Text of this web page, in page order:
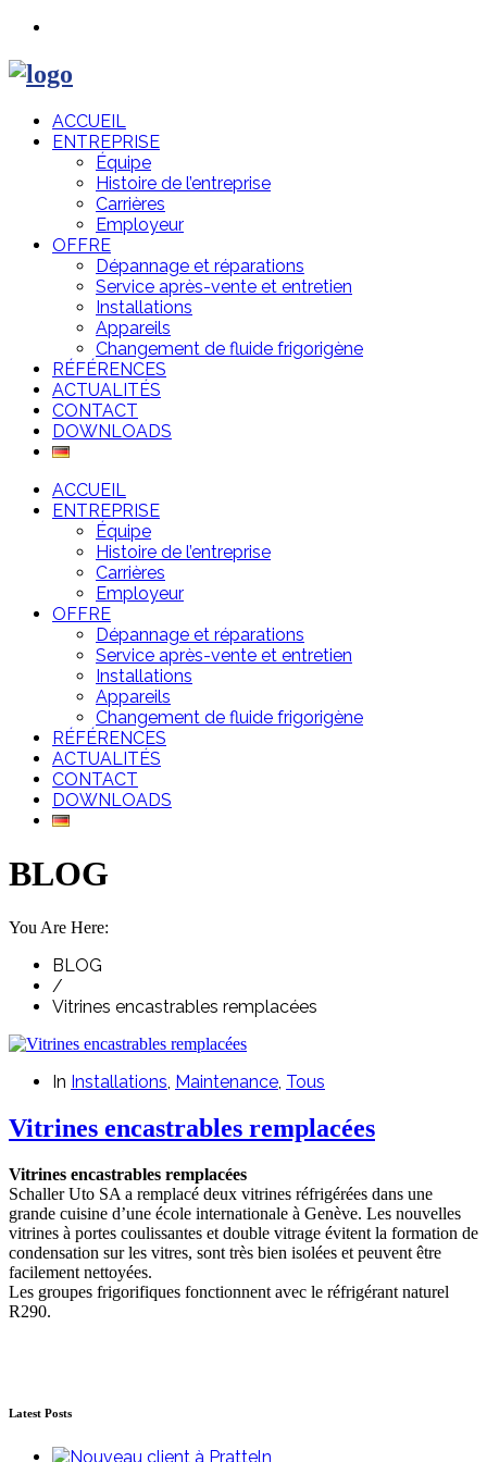
ACCUEIL
ENTREPRISE
Équipe
Histoire de l’entreprise
Carrières
Employeur
OFFRE
Dépannage et réparations
Service après-vente et entretien
Installations
Appareils
Changement de fluide frigorigène
RÉFÉRENCES
ACTUALITÉS
CONTACT
DOWNLOADS
ACCUEIL
ENTREPRISE
Équipe
Histoire de l’entreprise
Carrières
Employeur
OFFRE
Dépannage et réparations
Service après-vente et entretien
Installations
Appareils
Changement de fluide frigorigène
RÉFÉRENCES
ACTUALITÉS
CONTACT
DOWNLOADS
BLOG
You Are Here:
BLOG
/
Vitrines encastrables remplacées
In Installations Maintenance Tous
Vitrines encastrables remplacées
Vitrines encastrables remplacées
Schaller Uto SA a remplacé deux vitrines réfrigérées dans une
grande cuisine d’une école internationale à Genève. Les nouvelles
vitrines à portes coulissantes et double vitrage évitent la formation de
condensation sur les vitres, sont très bien isolées et peuvent être
facilement nettoyées.
Les groupes frigorifiques fonctionnent avec le réfrigérant naturel
R290.
Latest Posts